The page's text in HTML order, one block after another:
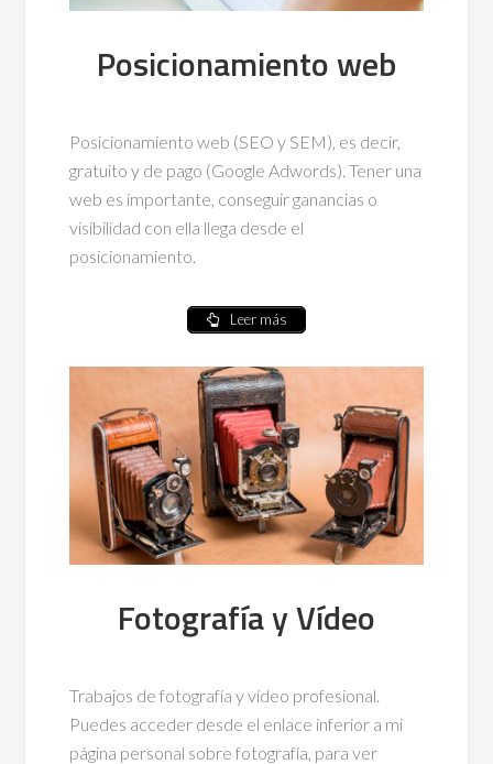
Posicionamiento web
Posicionamiento web (SEO y SEM), es decir,
gratuito y de pago (Google Adwords). Tener una
web es importante, conseguir ganancias o
visibilidad con ella llega desde el
posicionamiento.
Leer más
Fotografía y Vídeo
Trabajos de fotografía y vídeo profesional.
Puedes acceder desde el enlace inferior a mi
página personal sobre fotografía, para ver